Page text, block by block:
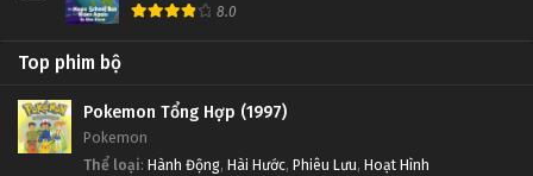
8.0
Top phim bộ
Pokemon Tổng Hợp (1997)
Pokemon
Thể loại: Hành Động, Hài Hước, Phiêu Lưu, Hoạt Hình